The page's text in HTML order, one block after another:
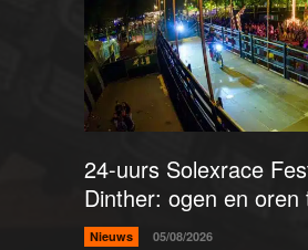
24-uurs Solexrace
Dinther: ogen en oren
Nieuws 05/08/2026